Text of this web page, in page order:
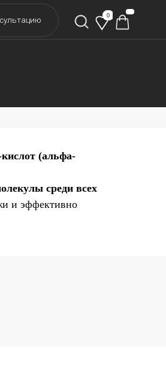
(альфа-
среди всех
и эффективно